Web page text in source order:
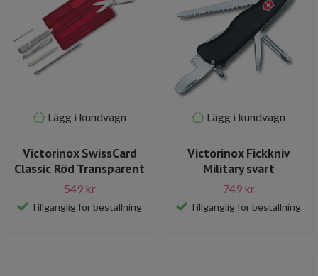
Lägg i kundvagn
Victorinox SwissCard
Classic Röd Transparent
549 kr
Tillgänglig för beställning
Lägg i kundvagn
Victorinox Fickkniv
Military svart
749 kr
Tillgänglig för beställning